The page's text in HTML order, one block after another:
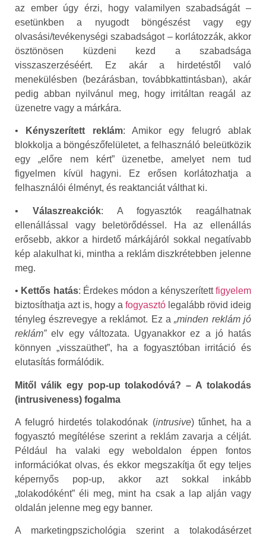
az ember úgy érzi, hogy valamilyen szabadságát –
esetünkben a nyugodt böngészést vagy egy
olvasási/tevékenységi szabadságot – korlátozzák, akkor
ösztönösen küzdeni kezd a szabadsága
visszaszerzéséért. Ez akár a hirdetéstől való
menekülésben (bezárásban, továbbkattintásban), akár
pedig abban nyilvánul meg, hogy irritáltan reagál az
üzenetre vagy a márkára.
• Kényszerített reklám: Amikor egy felugró ablak
blokkolja a böngészőfelületet, a felhasználó beleütközik
egy „előre nem kért” üzenetbe, amelyet nem tud
figyelmen kívül hagyni. Ez erősen korlátozhatja a
felhasználói élményt, és reaktanciát válthat ki.
• Válaszreakciók: A fogyasztók reagálhatnak
ellenállással vagy beletörődéssel. Ha az ellenállás
erősebb, akkor a hirdető márkájáról sokkal negatívabb
kép alakulhat ki, mintha a reklám diszkrétebben jelenne
meg.
• Kettős hatás: Érdekes módon a kényszerítettfigyelem
biztosíthatja azt is, hogy a fogyasztó legalább rövid ideig
tényleg észrevegye a reklámot. Ez a„minden reklám jó
reklám”elv egy változata. Ugyanakkor ez a jó hatás
könnyen „visszaüthet”, ha a fogyasztóban irritáció és
elutasítás formálódik.
Mitől válik egy pop-up tolakodóvá? – A tolakodás
(intrusiveness) fogalma
A felugró hirdetés tolakodónak (intrusive) tűnhet, ha a
fogyasztó megítélése szerint a reklám zavarja a célját.
Például ha valaki egy weboldalon éppen fontos
információkat olvas, és ekkor megszakítja őt egy teljes
képernyős pop-up, akkor azt sokkal inkább
„tolakodóként” éli meg, mint ha csak a lap alján vagy
oldalán jelenne meg egy banner.
A marketingpszichológia szerint a tolakodásérzet